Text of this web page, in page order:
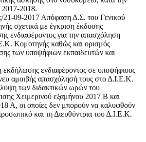
2017-2018.
21-09-2017 Απόφαση Δ.Σ. του Γενικού
σχετικά με έγκριση έκδοσης
ενδιαφέροντος για την απασχόληση
Κομοτηνής καθώς και ορισμός
των υποψήφιων εκπαιδευτών και
ενδιαφέροντος σε υποψήφιους
αμοιβής απασχόλησή τους στο Δ.Ι.Ε.Κ.
των διδακτικών ωρών του
Χειμερινού εξαμήνου 2017 Β και
Α, οι οποίες δεν μπορούν να καλυφθούν
και τη Διευθύντρια του Δ.Ι.Ε.Κ.